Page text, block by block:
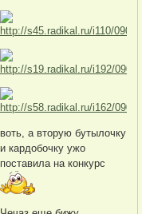
воть, а вторую бутылочку
и кардобочку ужо
поставила на конкурс